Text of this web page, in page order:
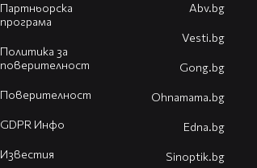
Партньорска
програма
Политика за
поверителност
Поверителност
GDPR Инфо
Известия
Abv.bg
Vesti.bg
Gong.bg
Оhnamama.bg
Edna.bg
Sinoptik.bg